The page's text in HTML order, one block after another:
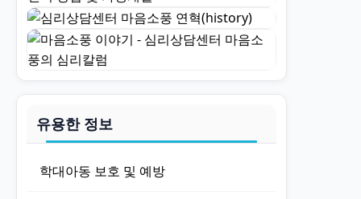
유용한 정보
학대아동 보호 및 예방